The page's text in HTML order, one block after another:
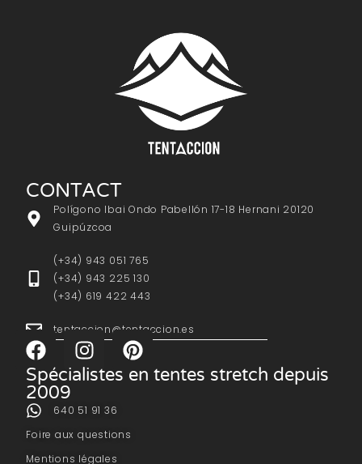
CONTACT
Polígono Ibai Ondo Pabellón 17-18 Hernani 20120
Guipúzcoa
(+34) 943 051 765
(+34) 943 225 130
(+34) 619 422 443
tentaccion@tentaccion.es
Spécialistes en tentes stretch depuis
2009
640 51 91 36
Foire aux questions
Mentions légales